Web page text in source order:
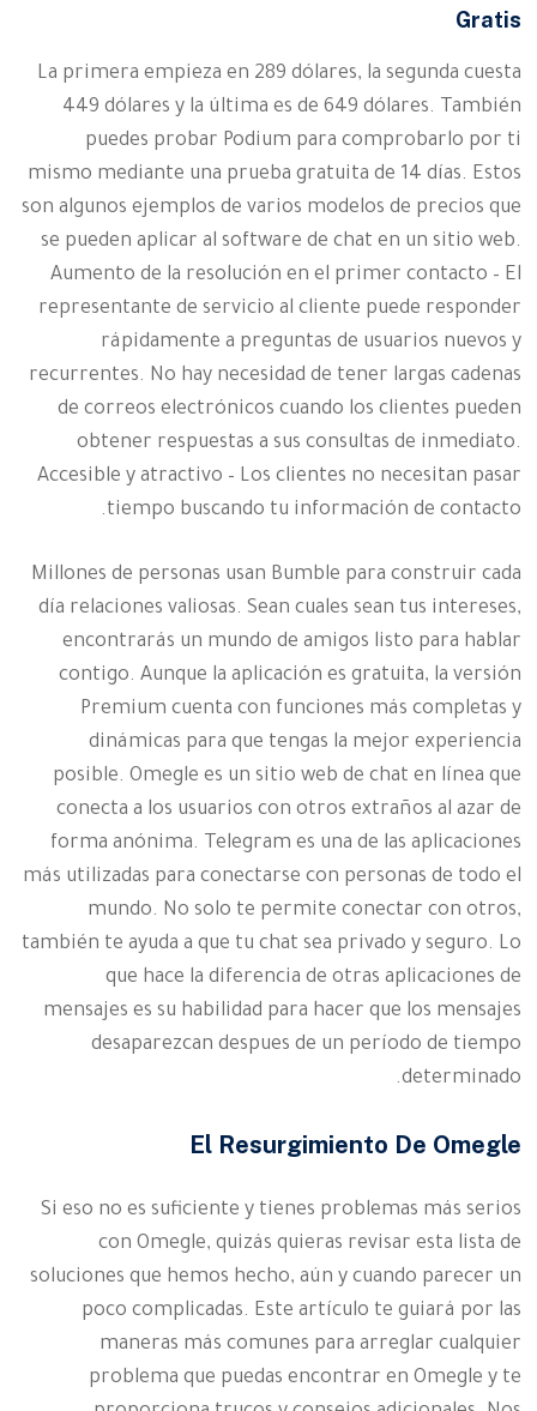
Gratis
La primera empieza en 289 dólares, la segunda cuesta
449 dólares y la última es de 649 dólares. También
puedes probar Podium para comprobarlo por ti
mismo mediante una prueba gratuita de 14 días. Estos
son algunos ejemplos de varios modelos de precios que
se pueden aplicar al software de chat en un sitio web.
Aumento de la resolución en el primer contacto – El
representante de servicio al cliente puede responder
rápidamente a preguntas de usuarios nuevos y
recurrentes. No hay necesidad de tener largas cadenas
de correos electrónicos cuando los clientes pueden
obtener respuestas a sus consultas de inmediato.
Accesible y atractivo – Los clientes no necesitan pasar
tiempo buscando tu información de contacto.
Millones de personas usan Bumble para construir cada
día relaciones valiosas. Sean cuales sean tus intereses,
encontrarás un mundo de amigos listo para hablar
contigo. Aunque la aplicación es gratuita, la versión
Premium cuenta con funciones más completas y
dinámicas para que tengas la mejor experiencia
posible. Omegle es un sitio web de chat en línea que
conecta a los usuarios con otros extraños al azar de
forma anónima. Telegram es una de las aplicaciones
más utilizadas para conectarse con personas de todo el
mundo. No solo te permite conectar con otros,
también te ayuda a que tu chat sea privado y seguro. Lo
que hace la diferencia de otras aplicaciones de
mensajes es su habilidad para hacer que los mensajes
desaparezcan despues de un período de tiempo
determinado.
El Resurgimiento De Omegle
Si eso no es suficiente y tienes problemas más serios
con Omegle, quizás quieras revisar esta lista de
soluciones que hemos hecho, aún y cuando parecer un
poco complicadas. Este artículo te guiará por las
maneras más comunes para arreglar cualquier
problema que puedas encontrar en Omegle y te